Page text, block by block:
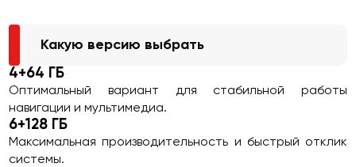
Какую версию выбрать
4+64 ГБ
Оптимальный вариант для стабильной работы
навигации и мультимедиа.
6+128 ГБ
Максимальная производительность и быстрый отклик
системы.